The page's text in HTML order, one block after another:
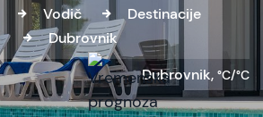
Vodič
Destinacije
Dubrovnik
Dubrovnik, °C/°C